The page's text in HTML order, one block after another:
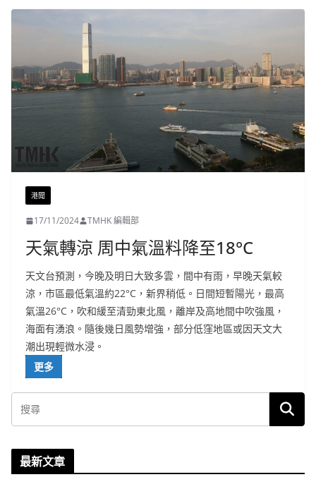
港聞
17/11/2024 TMHK 編輯部
天氣轉涼 周中氣溫料降至18°C
天文台預測，今晚及明日大致多雲，間中有雨，早晚天氣較
涼，市區最低氣溫約22°C，新界稍低。日間短暫陽光，最高
氣溫26°C，吹和緩至清勁東北風，離岸及高地間中吹強風，
海面有湧浪。隨後幾日風勢增強，部分低窪地區或因天文大
潮出現輕微水浸。
更多
最新文章